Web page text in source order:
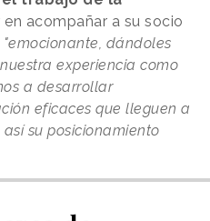
acompañar a su socio
"emocionante, dándoles
experiencia como
a desarrollar
eficaces que lleguen a
su posicionamiento